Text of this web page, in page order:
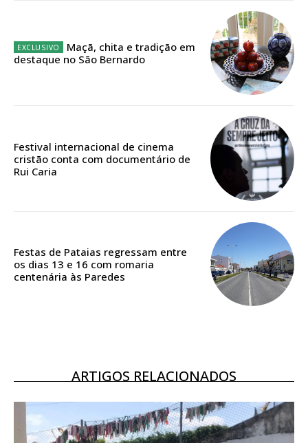
Edição em papel entregue à Quinta-feira em sua
Ofertas para assinatura anual
ASSINATURA
DIGITAL ANUAL
Acesso ao conteúdo online
Acesso aos conteúdos Exclusivos para
assinantes
Maçã, chita e tradição em
destaque no São Bernardo
Festival internacional de cinema
cristão conta com documentário de
Rui Caria
Festas de Pataias regressam entre
os dias 13 e 16 com romaria
centenária às Paredes
ARTIGOS RELACIONADOS